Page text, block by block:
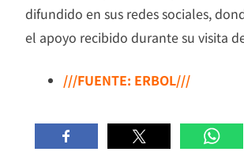
difundido en sus redes sociales,
el apoyo recibido durante su visita
///FUENTE: ERBOL///